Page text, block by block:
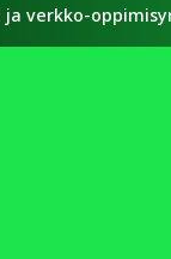
verkko-